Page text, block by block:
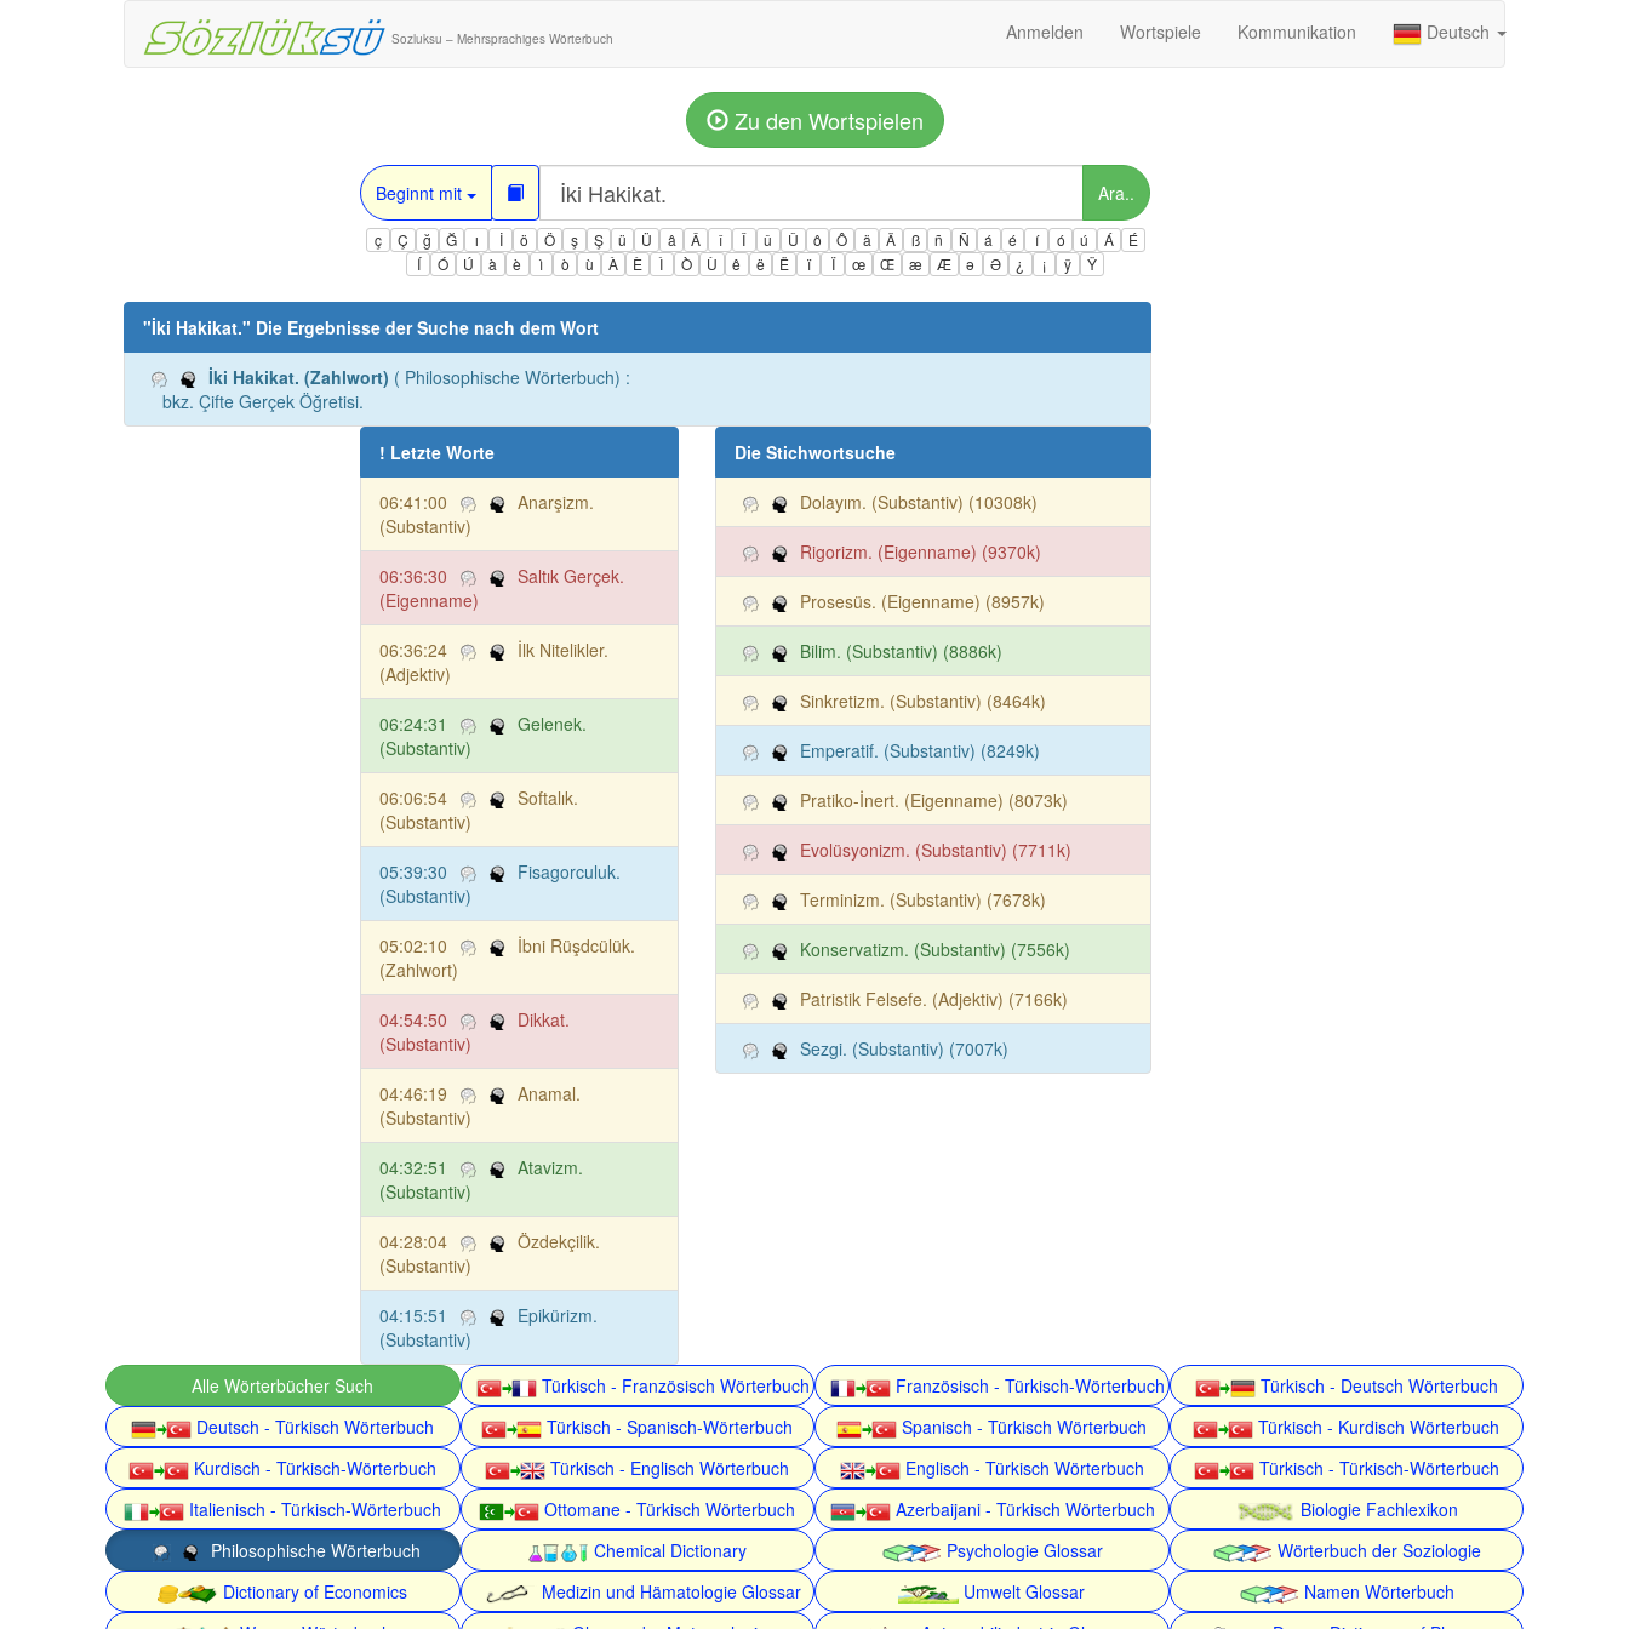
Sozluksu – Mehrsprachiges Wörterbuch Anmelden Wortspiele Kommunikation Deutsch
Zu den Wortspielen
Beginnt mit Ara..
ç Ç ğ Ğ ı İ ö Ö ş Ş ü Ü â Â î Î û Û ô Ô ä Ä ß ñ Ñ á é í ó ú Á
É
Í
Ó Ú à è ì ò ù À È Ì Ò Ù ê ë Ë ï Ï œ Œ æ Æ ə Ə ¿ ¡ ÿ Ÿ
"İki Hakikat." Die Ergebnisse der Suche nach dem Wort
İki Hakikat. (Zahlwort) ( Philosophische Wörterbuch) :
bkz. Çifte Gerçek Öğretisi.
! Letzte Worte
06:41:00
Anarşizm.
(Substantiv)
06:36:30
Saltık Gerçek.
(Eigenname)
06:36:24
İlk Nitelikler.
(Adjektiv)
06:24:31
Gelenek.
(Substantiv)
06:06:54
Softalık.
(Substantiv)
05:39:30
Fisagorculuk.
(Substantiv)
05:02:10
İbni Rüşdcülük.
(Zahlwort)
04:54:50
Dikkat.
(Substantiv)
04:46:19
Anamal.
(Substantiv)
04:32:51
Atavizm.
(Substantiv)
04:28:04
Özdekçilik.
(Substantiv)
04:15:51
Epikürizm.
(Substantiv)
Die Stichwortsuche
Dolayım. (Substantiv) (10308k)
Rigorizm. (Eigenname) (9370k)
Prosesüs. (Eigenname) (8957k)
Bilim. (Substantiv) (8886k)
Sinkretizm. (Substantiv) (8464k)
Emperatif. (Substantiv) (8249k)
Pratiko-İnert. (Eigenname) (8073k)
Evolüsyonizm. (Substantiv) (7711k)
Terminizm. (Substantiv) (7678k)
Konservatizm. (Substantiv) (7556k)
Patristik Felsefe. (Adjektiv) (7166k)
Sezgi. (Substantiv) (7007k)
Alle Wörterbücher Such Türkisch - Französisch Wörterbuch Französisch - Türkisch-Wörterbuch
Türkisch - Deutsch Wörterbuch
Deutsch - Türkisch Wörterbuch
Türkisch - Spanisch-Wörterbuch Spanisch - Türkisch Wörterbuch
Türkisch - Kurdisch Wörterbuch
Kurdisch - Türkisch-Wörterbuch
Türkisch - Englisch Wörterbuch Englisch - Türkisch Wörterbuch
Türkisch - Türkisch-Wörterbuch
Italienisch - Türkisch-Wörterbuch
Ottomane - Türkisch Wörterbuch Azerbaijani - Türkisch Wörterbuch
Biologie Fachlexikon
Philosophische Wörterbuch
Chemical Dictionary Psychologie Glossar
Wörterbuch der Soziologie
Dictionary of Economics
Medizin und Hämatologie Glossar Umwelt Glossar
Namen Wörterbuch